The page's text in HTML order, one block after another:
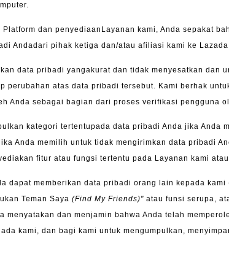
Platform dan penyediaanLayanan kami, Anda sepakat
Andadari pihak ketiga dan/atau afiliasi kami ke
data pribadi yangakurat dan tidak menyesatkan
perubahan atas data pribadi tersebut. Kami berhak
Anda sebagai bagian dari proses verifikasi pengguna
kategori tertentupada data pribadi Anda jika
Anda memilih untuk tidak mengirimkan data pribadi
fitur atau fungsi tertentu pada Layanan kami
dapat memberikan data pribadi orang lain kepada
Teman Saya (Find My Friends)" atau funsi serupa,
menyatakan dan menjamin bahwa Anda telah
kami, dan bagi kami untuk mengumpulkan,